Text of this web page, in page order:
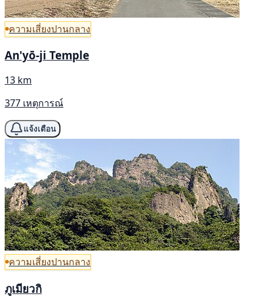
ความเสี่ยงปานกลาง
An'yō-ji Temple
13 km
377 เหตุการณ์
แจ้งเตือน
ความเสี่ยงปานกลาง
ภูเมียวกิ